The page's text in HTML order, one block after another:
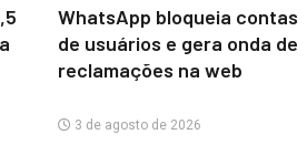
WhatsApp bloqueia contas
de usuários e gera onda de
reclamações na web
3 de agosto de 2026